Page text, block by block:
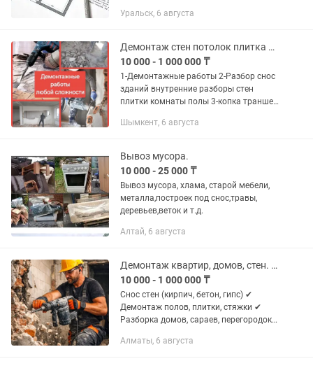
Акт ввода. Акт сноса. Регистрация в
Технический...
Уральск, 6 августа
Демонтаж стен потолок плитка кафеля копка траншей штробления электрика снос
10 000 - 1 000 000 ₸
1-Демонтажные работы 2-Разбор снос
зданий внутренние разборы стен
плитки комнаты полы 3-копка траншеи
кабель силовые кабеля кидаем 4-
Шымкент, 6 августа
Вывоз мусора.
10 000 - 25 000 ₸
Вывоз мусора, хлама, старой мебели,
металла,построек под снос,травы,
деревьев,веток и т.д.
Алтай, 6 августа
Демонтаж квартир, домов, стен. Вывоз мусора
10 000 - 1 000 000 ₸
Снос стен (кирпич, бетон, гипс) ✔
Демонтаж полов, плитки, стяжки ✔
Разборка домов, сараев, перегородок
строительного мусора Работаем
Алматы, 6 августа